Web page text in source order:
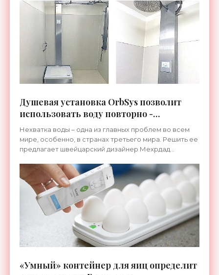
зарядная
Душевая установка OrbSys позволит
использовать воду повторно -
«Гаджеты»
Нехватка воды – одна из главных проблем во всем
мире, особенно, в странах третьего мира. Решить ее
предлагает швейцарский дизайнер Мехрдад
установку ...
«Умный» контейнер для яиц определит